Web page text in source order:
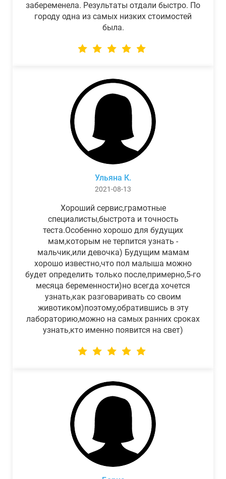
забеременела. Результаты отдали быстро. По
городу одна из самых низких стоимостей
была.
Ульяна К.
2021-08-13
Хороший сервис,грамотные
специалисты,быстрота и точность
теста.Особенно хорошо для будущих
мам,которым не терпится узнать -
мальчик,или девочка) Будущим мамам
хорошо известно,что пол малыша можно
будет определить только после,примерно,5-го
месяца беременности)но всегда хочется
узнать,как разговаривать со своим
животиком)поэтому,обратившись в эту
лабораторию,можно на самых ранних сроках
узнать,кто именно появится на свет)